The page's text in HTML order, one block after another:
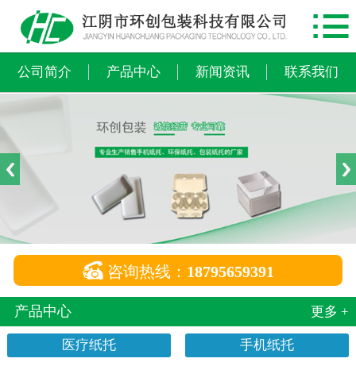
网站首页
产品中心
联系我们

公司简介 产品中心 新闻资讯 联系我们
 咨询热线： 18795659391
产品中心 更多 +
医疗纸托 手机纸托